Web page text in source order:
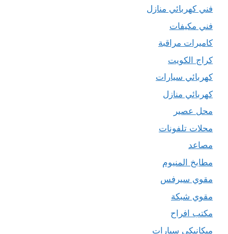
فني كهربائي منازل
فني مكيفات
كاميرات مراقبة
كراج الكويت
كهربائي سيارات
كهربائي منازل
محل عصير
محلات تلفونات
مصاعد
مطابخ المنيوم
مقوي سيرفس
مقوي شبكة
مكتب افراح
ميكانيكي سيارات